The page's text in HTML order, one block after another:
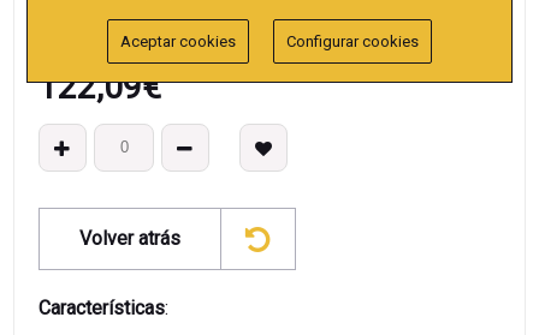
122,09€
Volver atrás
Características:
Aceptar cookies Configurar cookies